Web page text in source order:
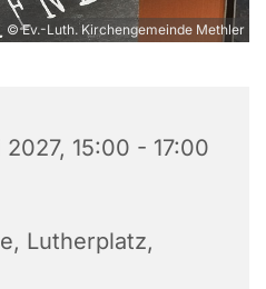
© Ev.-Luth. Kirchengemeinde Methler
15:00 - 17:00
Lutherplatz,